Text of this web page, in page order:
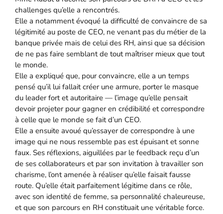
challenges qu’elle a rencontrés.
Elle a notamment évoqué la difficulté de convaincre de sa
légitimité au poste de CEO, ne venant pas du métier de la
banque privée mais de celui des RH, ainsi que sa décision
de ne pas faire semblant de tout maîtriser mieux que tout
le monde.
Elle a expliqué que, pour convaincre, elle a un temps
pensé qu’il lui fallait créer une armure, porter le masque
du leader fort et autoritaire — l’image qu’elle pensait
devoir projeter pour gagner en crédibilité et correspondre
à celle que le monde se fait d’un CEO.
Elle a ensuite avoué qu’essayer de correspondre à une
image qui ne nous ressemble pas est épuisant et sonne
faux. Ses réflexions, aiguillées par le feedback reçu d’un
de ses collaborateurs et par son invitation à travailler son
charisme, l’ont amenée à réaliser qu’elle faisait fausse
route. Qu’elle était parfaitement légitime dans ce rôle,
avec son identité de femme, sa personnalité chaleureuse,
et que son parcours en RH constituait une véritable force.